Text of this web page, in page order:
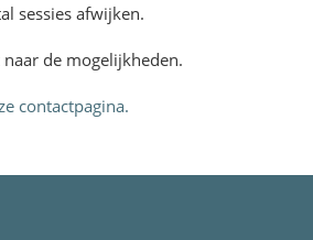
sessies afwijken.
de mogelijkheden.
contactpagina.